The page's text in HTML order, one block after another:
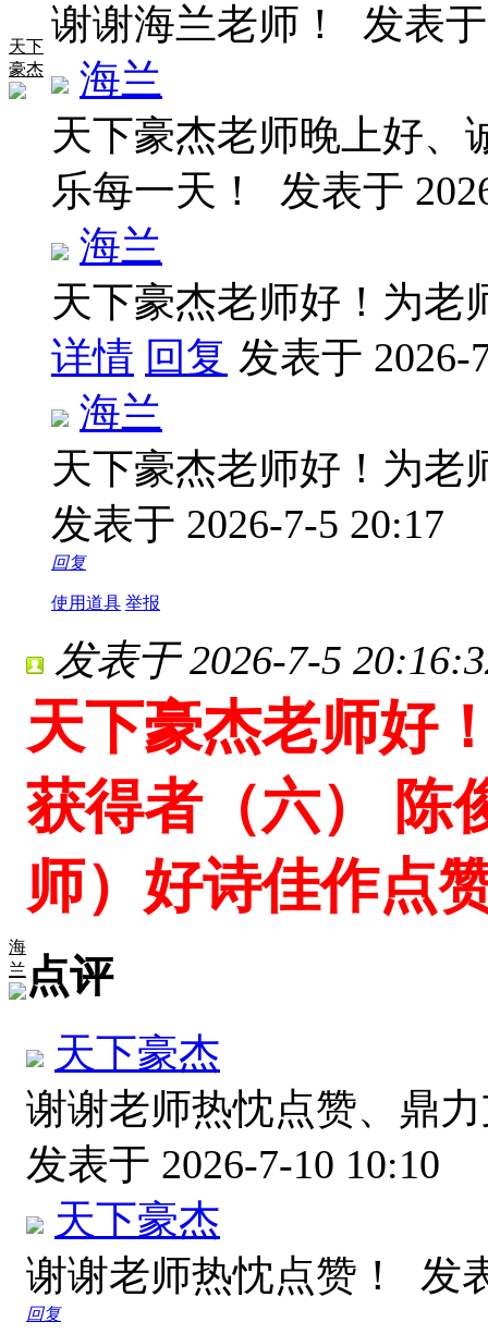
天下
豪杰
谢谢海兰老师！ 发表
海兰
天下豪杰老师晚上好、
乐每一天！ 发表于
海兰
天下豪杰老师好！为
详情 回复 发表于 2026-
海兰
天下豪杰老师好！为
发表于 2026-7-5 20:17
回复
使用道具 举报
海
兰
发表于 2026-7-5
天下豪杰老师好
获得者（六） 陈
师）好诗佳作点
点评
天下豪杰
谢谢老师热忱点赞、鼎
发表于 2026-7-10 10:10
天下豪杰
谢谢老师热忱点赞！ 发
回复